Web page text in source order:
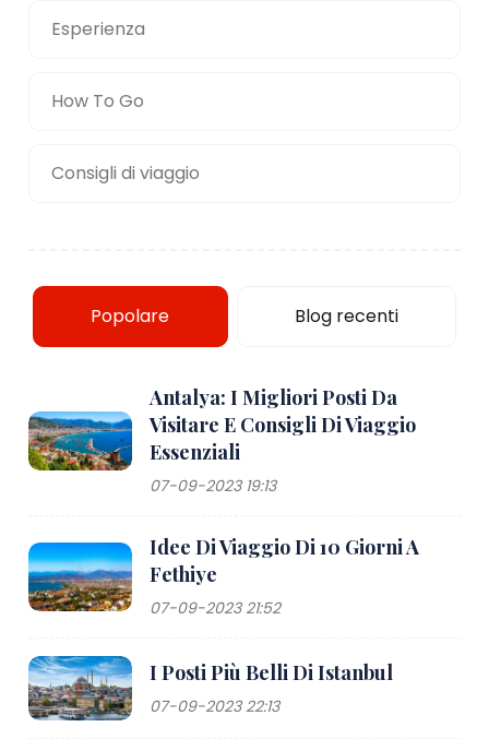
Esperienza
How To Go
Consigli di viaggio
Popolare Blog recenti
Antalya: I Migliori Posti Da
Visitare E Consigli Di Viaggio
Essenziali
07-09-2023 19:13
Idee Di Viaggio Di 10 Giorni A
Fethiye
07-09-2023 21:52
I Posti Più Belli Di Istanbul
07-09-2023 22:13